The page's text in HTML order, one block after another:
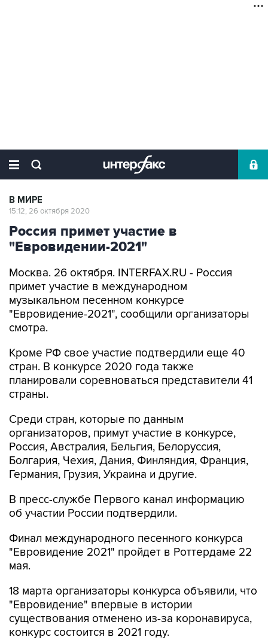
В МИРЕ
15:12, 26 октября 2020
Россия примет участие в
"Евровидении-2021"
Москва. 26 октября. INTERFAX.RU - Россия
примет участие в международном
музыкальном песенном конкурсе
"Евровидение-2021", сообщили организаторы
смотра.
Кроме РФ свое участие подтвердили еще 40
стран. В конкурсе 2020 года также
планировали соревноваться представители 41
страны.
Среди стран, которые по данным
организаторов, примут участие в конкурсе,
Россия, Австралия, Бельгия, Белоруссия,
Болгария, Чехия, Дания, Финляндия, Франция,
Германия, Грузия, Украина и другие.
В пресс-службе Первого канал информацию
об участии России подтвердили.
Финал международного песенного конкурса
"Евровидение 2021" пройдет в Роттердаме 22
мая.
18 марта организаторы конкурса объявили, что
"Евровидение" впервые в истории
существования отменено из-за коронавируса,
конкурс состоится в 2021 году.